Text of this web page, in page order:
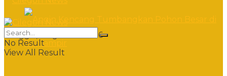
Minggu, 9 Agustus 2026
No Result
View All Result